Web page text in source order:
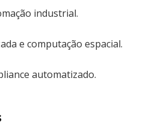
industrial.
e computação espacial.
automatizado.